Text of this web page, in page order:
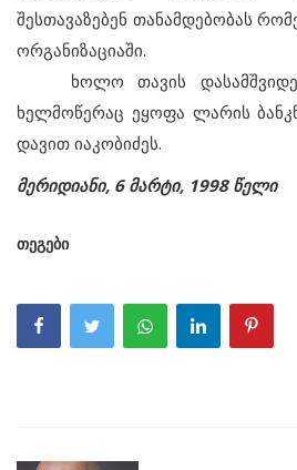
შესთავაზებენ თანამდებობას
ორგანიზაციაში.
ხოლო თავის
ხელმოწერაც ეყოფა ლარის
დავით იაკობიძეს.
მერიდიანი, 6 მარტი, 1998 წელი
თეგები